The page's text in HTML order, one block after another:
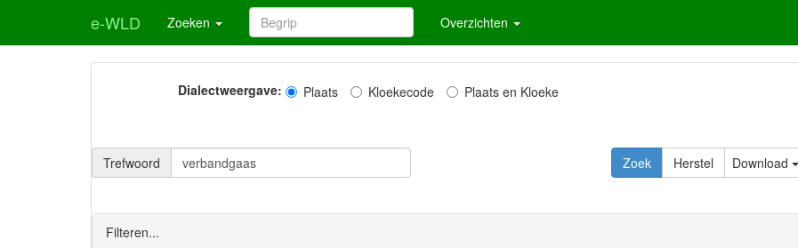
e-WLD Zoeken Overzichten
Dialectweergave: Plaats Kloekecode Plaats en Kloeke
Trefwoord Download
Filteren...